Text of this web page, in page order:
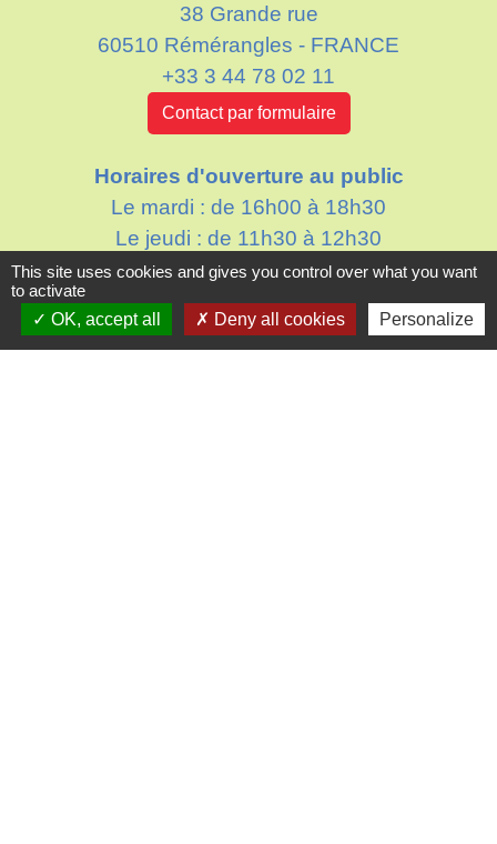
38 Grande rue
60510 Rémérangles - FRANCE
+33 3 44 78 02 11
Contact par formulaire
Horaires d'ouverture au public
Le mardi : de 16h00 à 18h30
Le jeudi : de 11h30 à 12h30
Liens
This site uses cookies and gives you control over what you want
to activate
OK, accept all
Deny all cookies Personalize